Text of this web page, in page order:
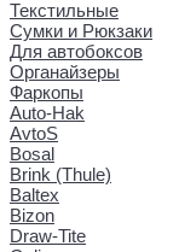
Текстильные
Сумки и Рюкзаки
Для автобоксов
Органайзеры
Фаркопы
Auto-Hak
AvtoS
Bosal
Brink (Thule)
Baltex
Bizon
Draw-Tite